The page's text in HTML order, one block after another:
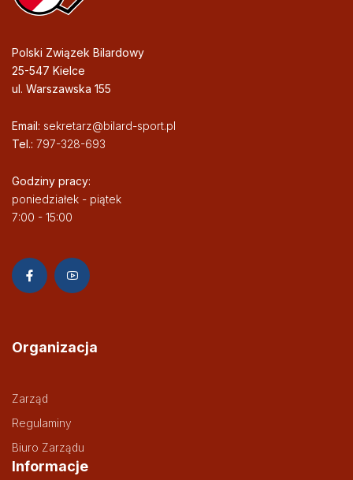
Polski Związek Bilardowy
25-547 Kielce
ul. Warszawska 155
Email: sekretarz@bilard-sport.pl
Tel.: 797-328-693
Godziny pracy:
poniedziałek - piątek
7:00 - 15:00
Organizacja
Zarząd
Regulaminy
Biuro Zarządu
Informacje